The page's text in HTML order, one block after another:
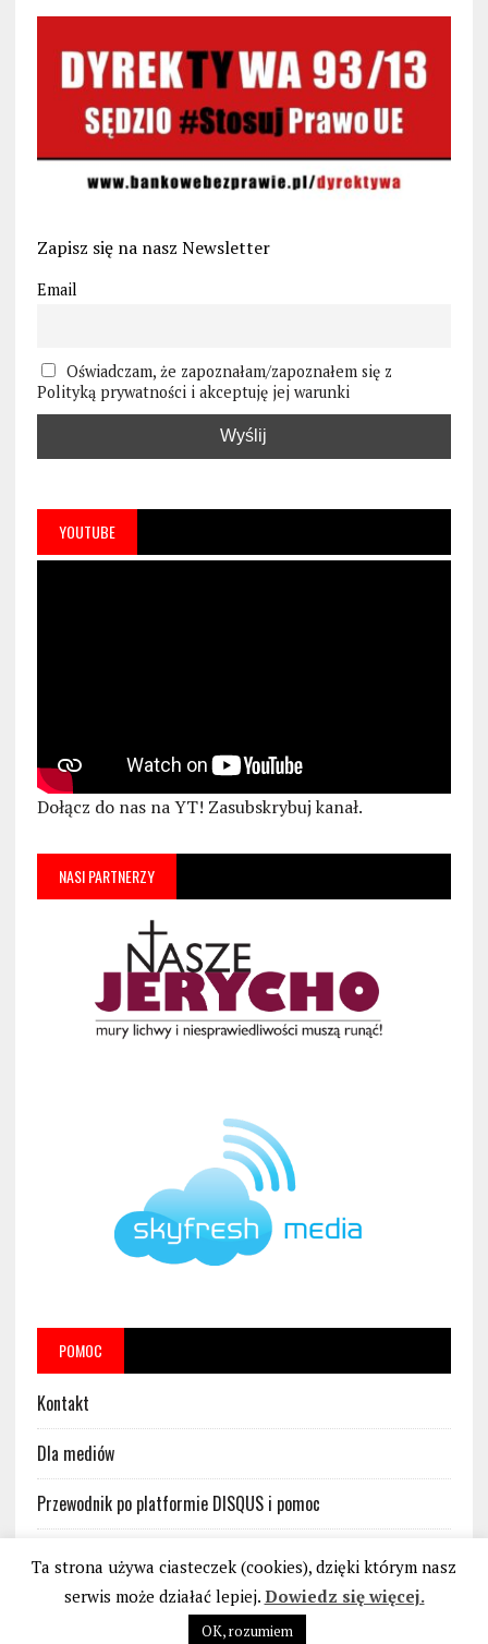
Zapisz się na nasz Newsletter
Email
Oświadczam, że zapoznałam/zapoznałem się z
Polityką prywatności i akceptuję jej warunki
YOUTUBE
Dołącz do nas na YT! Zasubskrybuj kanał.
NASI PARTNERZY
POMOC
Kontakt
Dla mediów
Przewodnik po platformie DISQUS i pomoc
Regulamin platformy DISQUS w serwisie BankoweBezprawie.pl
Ta strona używa ciasteczek (cookies), dzięki którym nasz
serwis może działać lepiej. Dowiedz się więcej.
OK, rozumiem